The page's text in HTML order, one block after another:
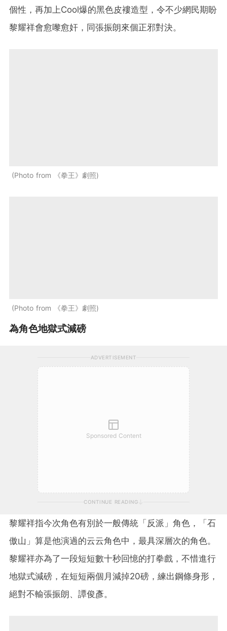
個性，再加上Cool爆的黑色皮褸造型，令不少網民期盼
黎耀祥會愈嚟愈奸，同張振朗來個正邪對決。
Photo from 《拳王》劇照
Photo from 《拳王》劇照
為角色地獄式減磅
ADVERTISEMENT
Sponsored Content
CONTINUE READING
黎耀祥指今次角色有別於一般傳統「反派」角色，「石
傲山」算是他演過的云云角色中，最具深層次的角色。
黎耀祥亦為了一段短短數十秒回憶的打拳戲，不惜進行
地獄式減磅，在短短兩個月減掉20磅，練出鋼條身形，
絕對不輸張振朗、譚俊彥。